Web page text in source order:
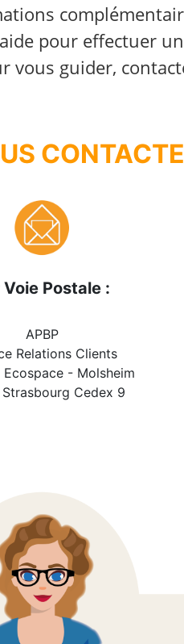
pour effectuer
vous guider,
Voie Postale :
APBP
Relations Clients
- Molsheim
Cedex 9